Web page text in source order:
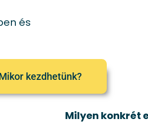
és
kezdhetünk?
Milyen konkrét